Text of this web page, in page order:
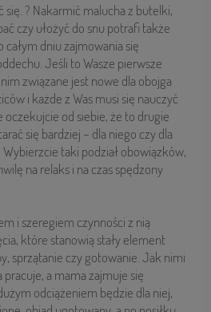
? Nakarmić malucha z butelki,
czy ułożyć do snu potrafi także
dniu zajmowania się
Jeśli to Wasze pierwsze
związane jest nowe dla obojga
i każde z Was musi się nauczyć
od siebie, że to drugie
się bardziej – dla niego czy dla
taki podział obowiązków,
na relaks i na czas spędzony
i szeregiem czynności z nią
które stanowią stały element
sprzątanie czy gotowanie. Jak nimi
a mama zajmuje się
odciążeniem będzie dla niej,